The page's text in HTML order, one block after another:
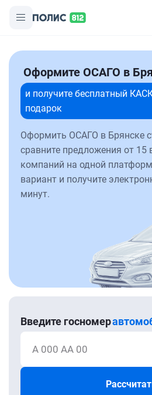
Оформите ОСАГО в
и получите бесплатный
подарок
Оформить ОСАГО в Брянске
сравните предложения от 15
компаний на одной
вариант и получите
минут.
Введите госномер
А 000 АА 00